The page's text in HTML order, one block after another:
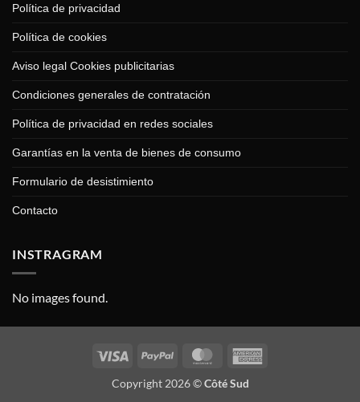
Política de privacidad
Política de cookies
Aviso legal Cookies publicitarias
Condiciones generales de contratación
Política de privacidad en redes sociales
Garantías en la venta de bienes de consumo
Formulario de desistimiento
Contacto
INSTRAGRAM
No images found.
Visa PayPal MasterCard
Copyright 2026 ©Côté Sud